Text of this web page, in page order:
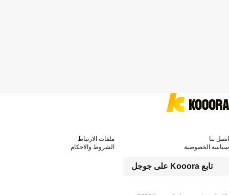
تابع Kooora على جوجل
اتصل بنا
ملفات الارتباط
سياسة الخصوصية
الشروط والاحكام